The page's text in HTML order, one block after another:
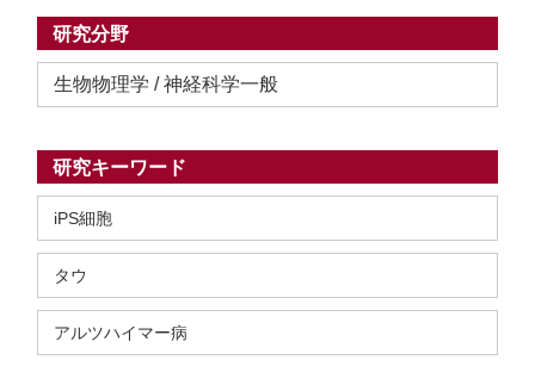
研究分野
生物物理学 / 神経科学一般
研究キーワード
iPS細胞
タウ
アルツハイマー病